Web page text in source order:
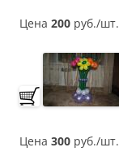
Цена 200 руб./шт.
Цена 300 руб./шт.